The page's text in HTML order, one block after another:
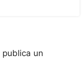
un